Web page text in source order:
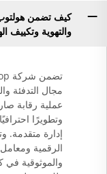
كيف تضمن هولتوب
والتهوية وتكييف
مجال التدفئة
عملية رقابة
وتطويرًا
إدارة متقدمة.
الرقمية ومعامل
والموثوقية في